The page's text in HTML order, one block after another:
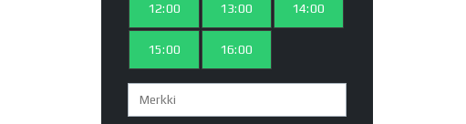
12:00 13:00 14:00
15:00 16:00